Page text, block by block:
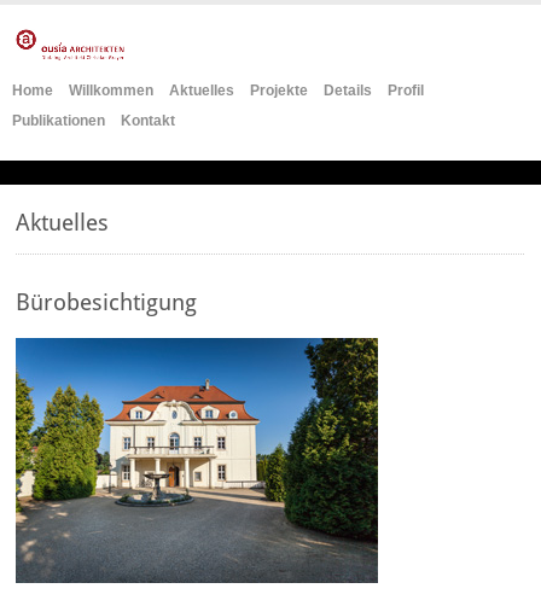
Home Willkommen Aktuelles Projekte Details
Profil
Publikationen
Kontakt
Aktuelles
Bürobesichtigung